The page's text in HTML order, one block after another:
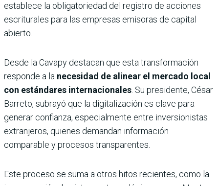
establece la obligatoriedad del registro de acciones
escriturales para las empresas emisoras de capital
abierto.
Desde la Cavapy destacan que esta transformación
responde a la necesidad de alinear el mercado local
con estándares internacionales . Su presidente, César
Barreto, subrayó que la digitalización es clave para
generar confianza, especialmente entre inversionistas
extranjeros, quienes demandan información
comparable y procesos transparentes.
Este proceso se suma a otros hitos recientes, como la